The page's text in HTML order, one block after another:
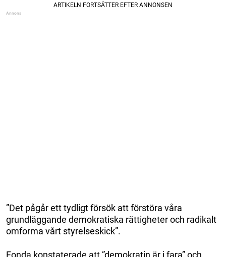
”Det pågår ett tydligt försök att förstöra våra
grundläggande demokratiska rättigheter och radikalt
omforma vårt styrelseskick”.
Fonda konstaterade att ”demokratin är i fara” och